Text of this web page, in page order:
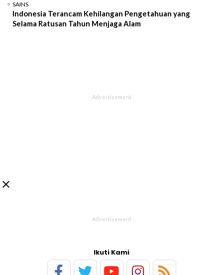
SAINS
Indonesia Terancam Kehilangan Pengetahuan yang
Selama Ratusan Tahun Menjaga Alam

Ikuti Kami